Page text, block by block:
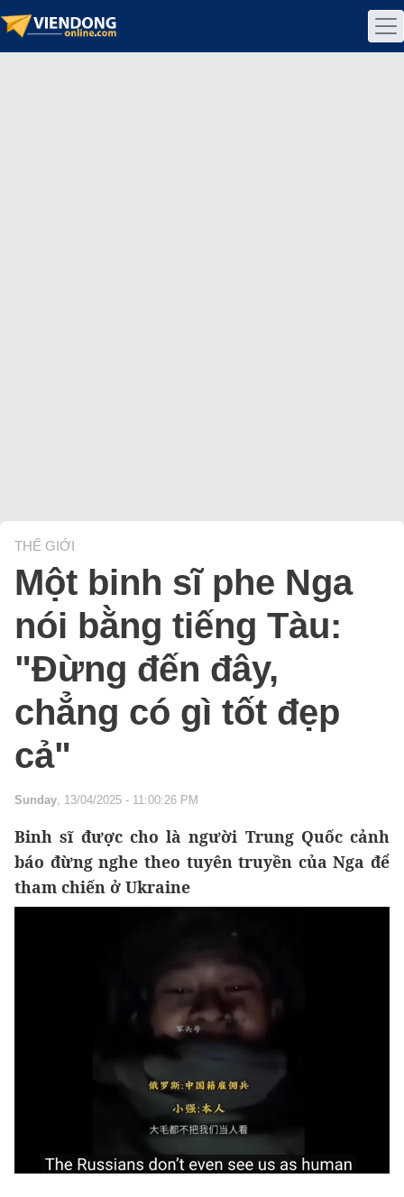
THẾ GIỚI
Một binh sĩ phe Nga
nói bằng tiếng Tàu:
"Đừng đến đây,
chẳng có gì tốt đẹp
cả"
Sunday, 13/04/2025 - 11:00:26 PM
Binh sĩ được cho là người Trung Quốc cảnh
báo đừng nghe theo tuyên truyền của Nga để
tham chiến ở Ukraine